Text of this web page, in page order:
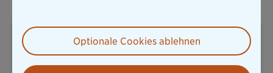
Pressesprecherin Konzern und Leben
Optionale Cookies ablehnen